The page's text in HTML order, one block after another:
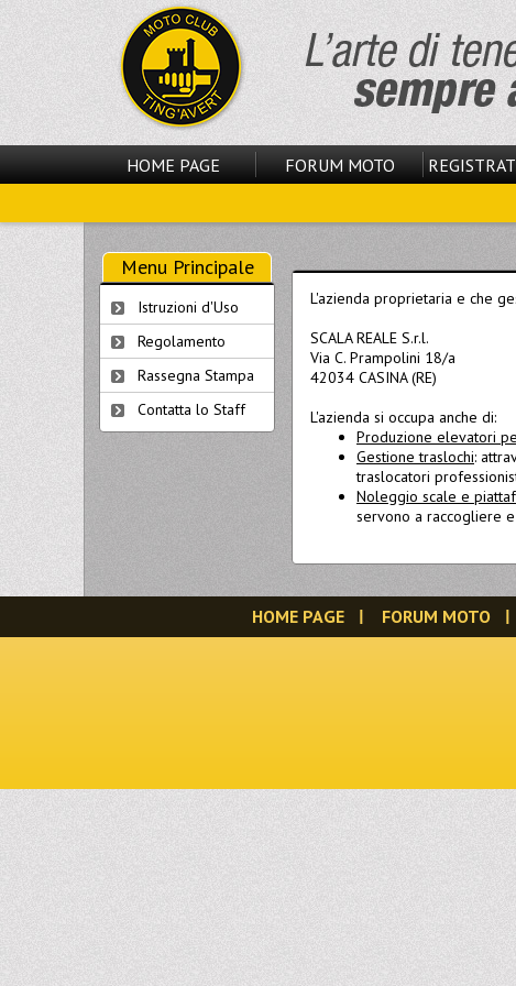
HOME PAGE FORUM MOTO
L'azienda proprietaria e che
SCALA REALE S.r.l.
Via C. Prampolini 18/a
42034 CASINA (RE)
L'azienda si occupa anche di:
Produzione elevatori
Gestione traslochi:
traslocatori
Noleggio scale e
servono a raccogliere
Menu Principale
Istruzioni d'Uso
Regolamento
Rassegna Stampa
Contatta lo Staff
HOME PAGE FORUM MOTO